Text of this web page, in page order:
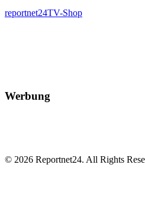
reportnet24TV-Shop
Werbung
© 2026 Reportnet24. All Rights